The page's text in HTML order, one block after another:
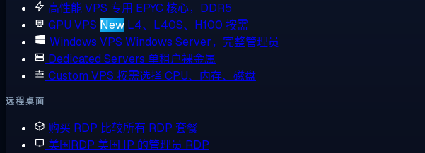
高性能 VPS 专用 EPYC 核心，DDR5
GPU VPS New L4、L40S、H100 按需
Windows VPS Windows Server，完整管理员
Dedicated Servers 单租户裸金属
Custom VPS 按需选择 CPU、内存、磁盘
远程桌面
购买 RDP 比较所有 RDP 套餐
美国RDP 美国 IP 的管理员 RDP